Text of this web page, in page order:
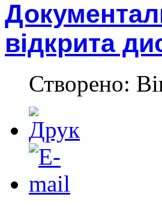
відкрита
Створено: